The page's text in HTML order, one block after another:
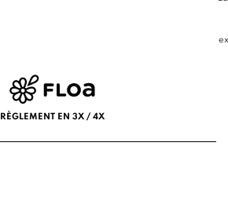
RÈGLEMENT EN 3X / 4X